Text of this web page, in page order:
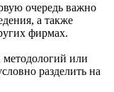
очередь важно
а также
фирмах.
или
разделить на